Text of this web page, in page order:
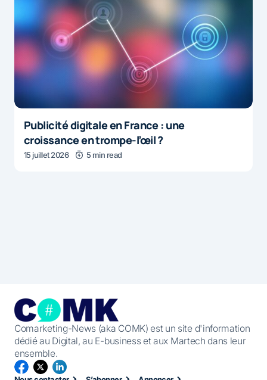
Publicité digitale en France : une
croissance en trompe-l’œil ?
15 juillet 2026 5 min read
Comarketing-News (aka COMK) est un site d'information
dédié au Digital, au E-business et aux Martech dans leur
ensemble.